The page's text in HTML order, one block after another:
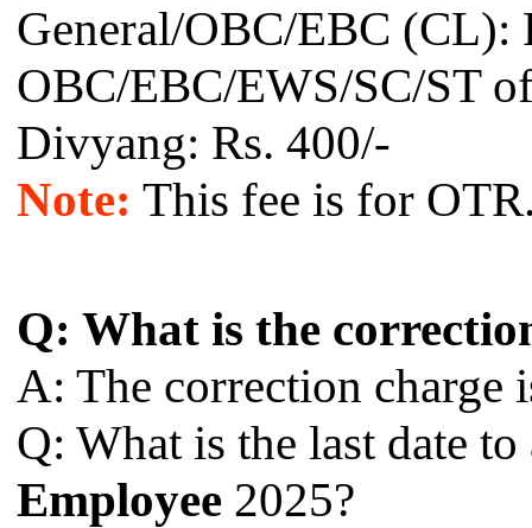
General/OBC/EBC (CL):
OBC/EBC/EWS/SC/ST
Divyang: Rs. 400/-
Note: This fee is for
Q: What is the
A: The correction charge
Q: What is the last date
Employee 2025?